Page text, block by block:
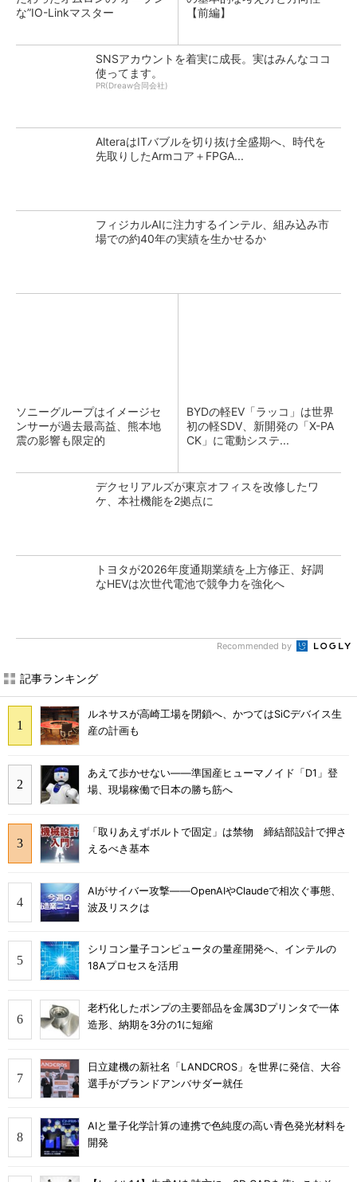
な”IO-Linkマスター
【前編】
SNSアカウントを着実に成長。実はみんなココ
使ってます。
PR(Dreaw合同会社)
AlteraはITバブルを切り抜け全盛期へ、時代を
先取りしたArmコア＋FPGA...
フィジカルAIに注力するインテル、組み込み市
場での約40年の実績を生かせるか
ソニーグループはイメージセ
ンサーが過去最高益、熊本地
震の影響も限定的
BYDの軽EV「ラッコ」は世界
初の軽SDV、新開発の「X-PA
CK」に電動システ...
デクセリアルズが東京オフィスを改修したワ
ケ、本社機能を2拠点に
トヨタが2026年度通期業績を上方修正、好調
なHEVは次世代電池で競争力を強化へ
Recommended by
記事ランキング
ルネサスが高崎工場を閉鎖へ、かつてはSiCデバイス生
産の計画も
あえて歩かせない――準国産ヒューマノイド「D1」登
場、現場稼働で日本の勝ち筋へ
「取りあえずボルトで固定」は禁物 締結部設計で押さ
えるべき基本
AIがサイバー攻撃――OpenAIやClaudeで相次ぐ事態、
波及リスクは
シリコン量子コンピュータの量産開発へ、インテルの
18Aプロセスを活用
老朽化したポンプの主要部品を金属3Dプリンタで一体
造形、納期を3分の1に短縮
日立建機の新社名「LANDCROS」を世界に発信、大谷
選手がブランドアンバサダー就任
AIと量子化学計算の連携で色純度の高い青色発光材料を
開発